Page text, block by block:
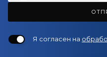
Я согласен на